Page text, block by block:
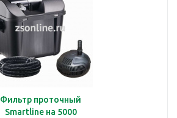
Фильтр проточный
Smartline на 5000